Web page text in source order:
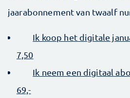
jaarabonnement van twaalf
Ik koop het digitale
7,50
Ik neem een digitaal
69,-